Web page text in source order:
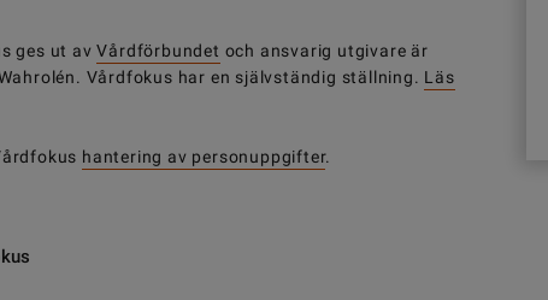
ges ut avVårdförbundet och ansvarig utgivare är
Vårdfokus har en självständig ställning. Läs
hantering av personuppgifter.